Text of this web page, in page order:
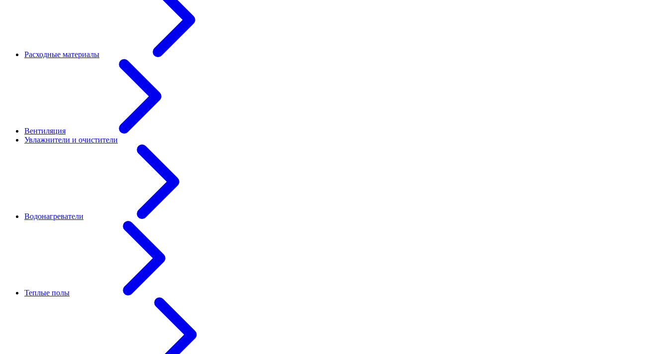
Расходные материалы
Вентиляция
Увлажнители и очистители
Водонагреватели
Теплые полы